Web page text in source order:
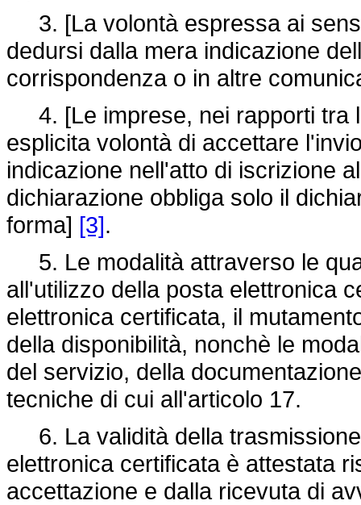
3. [La volontà espressa ai
dedursi dalla mera indicazione
corrispondenza o in altre
4. [Le imprese, nei rapporti tra
esplicita volontà di accettare
indicazione nell'atto di iscrizione
dichiarazione obbliga solo il
forma] [3].
5. Le modalità attraverso le
all'utilizzo della posta elettronica
elettronica certificata, il
della disponibilità, nonchè le
del servizio, della
tecniche di cui all'articolo 17.
6. La validità della
elettronica certificata è attestata
accettazione e dalla ricevuta di